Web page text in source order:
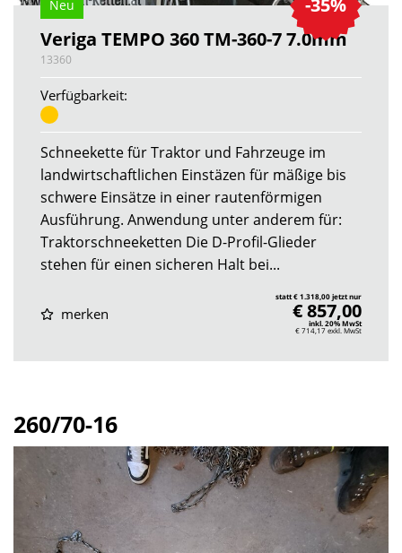
-35%
Neu
Veriga TEMPO 360 TM-360-7 7.0mm
13360
Verfügbarkeit:
Schneekette für Traktor und Fahrzeuge im
landwirtschaftlichen Einstäzen für mäßige bis
schwere Einsätze in einer rautenförmigen
Ausführung. Anwendung unter anderem für:
Traktorschneeketten Die D-Profil-Glieder
stehen für einen sicheren Halt bei...
merken
statt € 1.318,00 jetzt nur
€ 857,00
inkl. 20% MwSt
€ 714,17exkl. MwSt
260/70-16